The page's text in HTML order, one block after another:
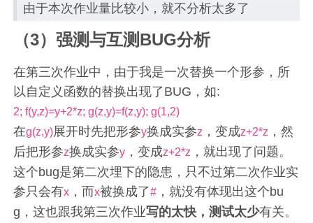
由于本次作业量比较小，就不分析太多了
（3）强测与互测BUG分析
在第三次作业中，由于我是一次替换一个形参，所
以自定义函数的替换出现了BUG，如:
2; f(y,z)=y+2*z; g(z,y)=f(z,y); g(1,2)
在g(z,y)展开时先把形参y换成实参z ，变成z+2*z ，然
后把形参z换成实参y ，变成z+2*z ，就出现了问题。
这个bug是第二次埋下的隐患，只不过第二次作业实
参只会有x ，而x被换成了# ，就没有体现出这个bu
g，这也跟我第三次作业写的太快，测试太少有关。